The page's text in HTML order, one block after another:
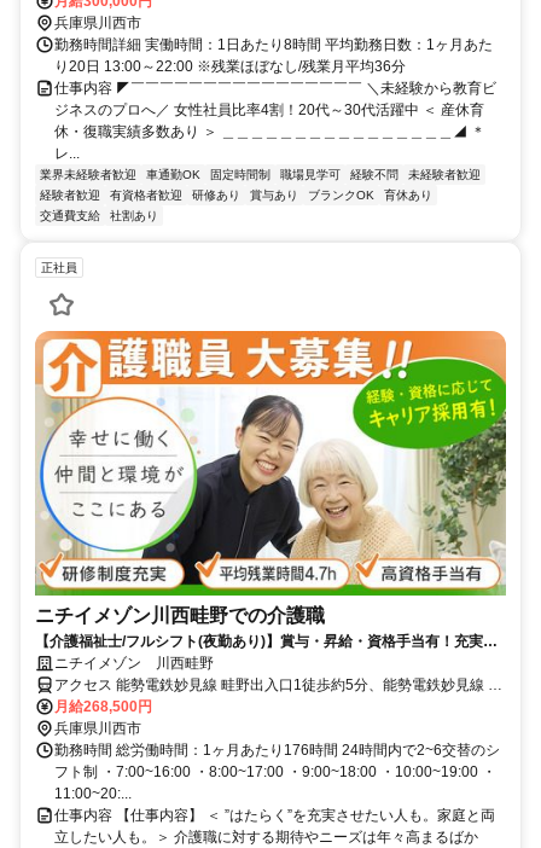
兵庫県川西市
勤務時間詳細 実働時間：1日あたり8時間 平均勤務日数：1ヶ月あた
り20日 13:00～22:00 ※残業ほぼなし/残業月平均36分
仕事内容 ◤￣￣￣￣￣￣￣￣￣￣￣￣￣￣￣￣ ＼未経験から教育ビ
ジネスのプロへ／ 女性社員比率4割！20代～30代活躍中 ＜ 産休育
休・復職実績多数あり ＞ ＿＿＿＿＿＿＿＿＿＿＿＿＿＿＿＿◢ ＊
レ...
業界未経験者歓迎 車通勤OK 固定時間制 職場見学可 経験不問
未経験者歓迎
経験者歓迎
有資格者歓迎 研修あり 賞与あり ブランクOK
育休あり
交通費支給
社割あり
正社員
ニチイメゾン川西畦野での介護職
【介護福祉士/フルシフト(夜勤あり)】賞与・昇給・資格手当有！充実の
福利厚生◎資格取得支援でキャリアアップも目指せる！
ニチイメゾン 川西畦野
アクセス 能勢電鉄妙見線 畦野出入口1徒歩約5分、能勢電鉄妙見線 一
の鳥居徒歩約12分、能勢電鉄日生線 山下（兵庫県）徒歩約17分
月給268,500円
兵庫県川西市
勤務時間 総労働時間：1ヶ月あたり176時間 24時間内で2~6交替のシ
フト制 ・7:00~16:00 ・8:00~17:00 ・9:00~18:00 ・10:00~19:00 ・
11:00~20:...
仕事内容 【仕事内容】 ＜ ”はたらく”を充実させたい人も。家庭と両
立したい人も。＞ 介護職に対する期待やニーズは年々高まるばか